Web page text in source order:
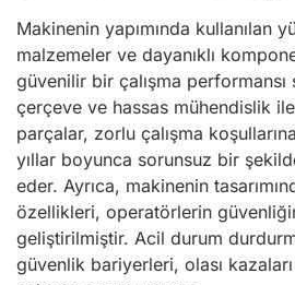
Makinenin yapımında kullanılan
malzemeler ve dayanıklı
güvenilir bir çalışma
çerçeve ve hassas mühendislik
parçalar, zorlu çalışma
yıllar boyunca sorunsuz bir
eder. Ayrıca, makinenin
özellikleri, operatörlerin
geliştirilmiştir. Acil durum
güvenlik bariyerleri, olası